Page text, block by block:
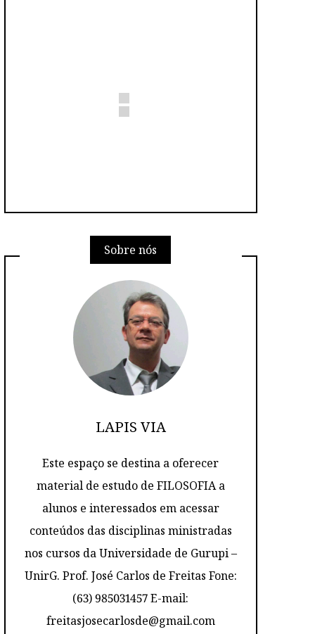
Sobre nós
LAPIS VIA
Este espaço se destina a oferecer
material de estudo de FILOSOFIA a
alunos e interessados em acessar
conteúdos das disciplinas ministradas
nos cursos da Universidade de Gurupi –
UnirG. Prof. José Carlos de Freitas Fone:
(63) 985031457 E-mail:
freitasjosecarlosde@gmail.com